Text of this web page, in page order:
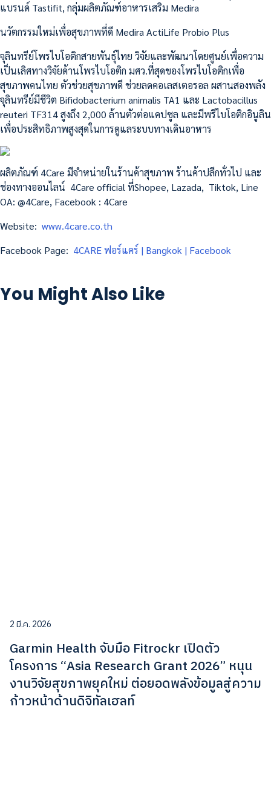
แบรนด์ Tastifit, กลุ่มผลิตภัณฑ์อาหารเสริม Medira
นวัตกรรมใหม่เพื่อสุขภาพที่ดี Medira ActiLife Probio Plus
จุลินทรีย์โพรไบโอติกสายพันธุ์ไทย วิจัยและพัฒนาโดยศูนย์เพื่อความ
เป็นเลิศทางวิจัยด้านโพรไบโอติก มศว.ที่สุดของโพรไบโอติกเพื่อ
สุขภาพคนไทย ตัวช่วยสุขภาพดี ช่วยลดคอเลสเตอรอล ผสานสองพลัง
จุลินทรีย์มีชีวิต Bifidobacterium animalis TA1 และ Lactobacillus
reuteri TF314 สูงถึง 2,000 ล้านตัวต่อแคปซูล และมีพรีไบโอติกอินูลิน
เพื่อประสิทธิภาพสูงสุดในการดูแลระบบทางเดินอาหาร
ผลิตภัณฑ์ 4Care มีจำหน่ายในร้านค้าสุขภาพ ร้านค้าปลีกทั่วไป และ
ช่องทางออนไลน์ 4Care official ที่Shopee, Lazada, Tiktok, Line
OA: @4Care, Facebook : 4Care
Website: www.4care.co.th
Facebook Page: 4CARE ฟอร์แคร์ | Bangkok | Facebook
You Might Also Like
2 มี.ค. 2026
Garmin Health จับมือ Fitrockr เปิดตัว
โครงการ “Asia Research Grant 2026” หนุน
งานวิจัยสุขภาพยุคใหม่ ต่อยอดพลังข้อมูลสู่ความ
ก้าวหน้าด้านดิจิทัลเฮลท์